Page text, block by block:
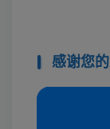
感谢您